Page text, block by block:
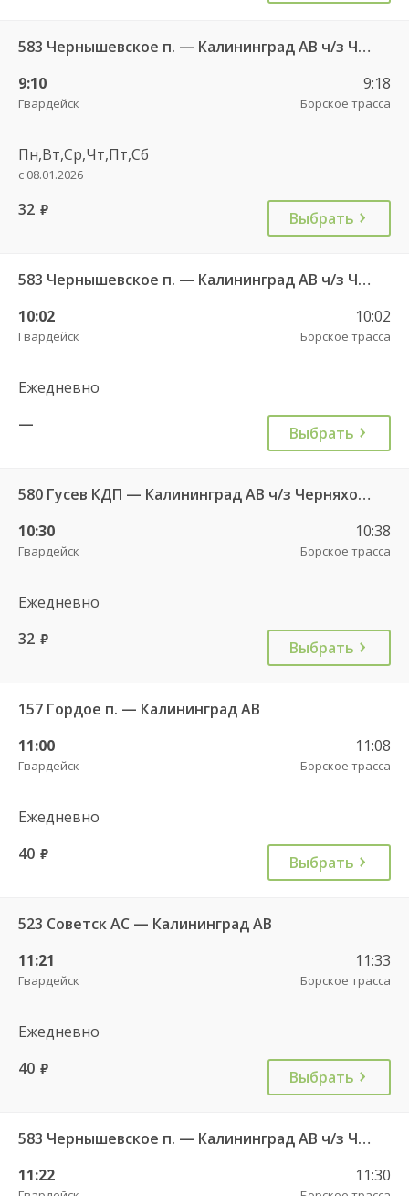
583 Чернышевское п. — Калининград АВ ч/з Черняховск АС
9:10
Гвардейск
9:18
Борское трасса
Пн,Вт,Ср,Чт,Пт,Сб
с 08.01.2026
32 руб. Выбрать
583 Чернышевское п. — Калининград АВ ч/з Черняховск АС
10:02
Гвардейск
10:02
Борское трасса
Ежедневно
—
Выбрать
580 Гусев КДП — Калининград АВ ч/з Черняховск АС
10:30
Гвардейск
10:38
Борское трасса
Ежедневно
32 руб. Выбрать
157 Гордое п. — Калининград АВ
11:00
Гвардейск
11:08
Борское трасса
Ежедневно
40 руб. Выбрать
523 Советск АС — Калининград АВ
11:21
Гвардейск
11:33
Борское трасса
Ежедневно
40 руб. Выбрать
583 Чернышевское п. — Калининград АВ ч/з Черняховск АС
11:22
11:30